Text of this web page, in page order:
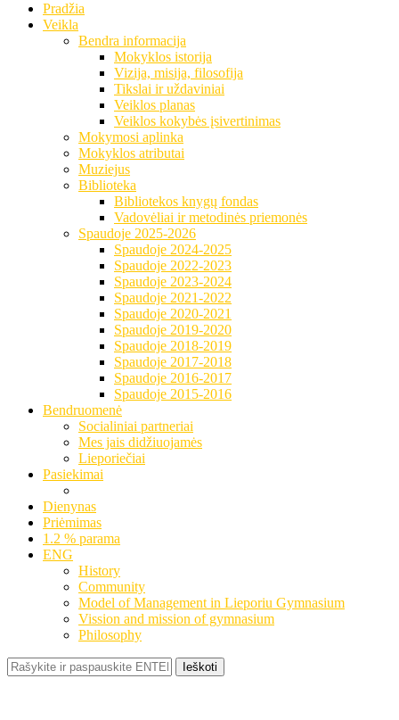
Pradžia
Veikla
Bendra informacija
Mokyklos istorija
Vizija, misija, filosofija
Tikslai ir uždaviniai
Veiklos planas
Veiklos kokybės įsivertinimas
Mokymosi aplinka
Mokyklos atributai
Muziejus
Biblioteka
Bibliotekos knygų fondas
Vadovėliai ir metodinės priemonės
Spaudoje 2025-2026
Spaudoje 2024-2025
Spaudoje 2022-2023
Spaudoje 2023-2024
Spaudoje 2021-2022
Spaudoje 2020-2021
Spaudoje 2019-2020
Spaudoje 2018-2019
Spaudoje 2017-2018
Spaudoje 2016-2017
Spaudoje 2015-2016
Bendruomenė
Socialiniai partneriai
Mes jais didžiuojamės
Lieporiečiai
Pasiekimai
Dienynas
Priėmimas
1.2 % parama
ENG
History
Community
Model of Management in Lieporiu Gymnasium
Vission and mission of gymnasium
Philosophy
Ieškoti